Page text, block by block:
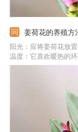
姜荷花的养殖方
阳光：应将姜荷花放
温度：它喜欢暖热的
湿怕涝，养护时要定
里出现积水。施肥：
次薄肥。注意事项：